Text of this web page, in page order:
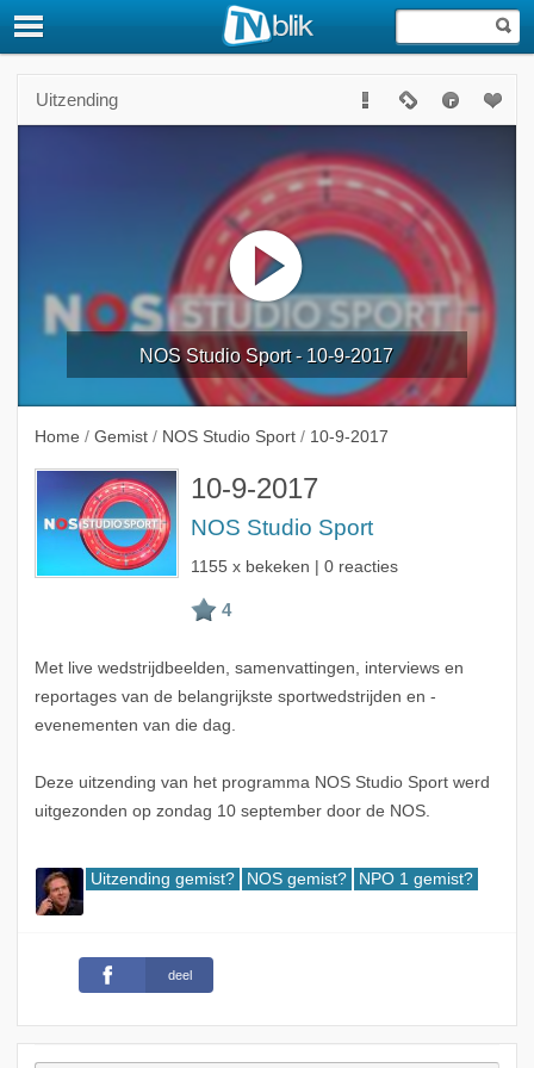
Uitzending
NOS Studio Sport - 10-9-2017
Home / Gemist / NOS Studio Sport / 10-9-2017
10-9-2017
NOS Studio Sport
1155 x bekeken | 0 reacties
Met live wedstrijdbeelden, samenvattingen, interviews en
reportages van de belangrijkste sportwedstrijden en -
evenementen van die dag.
Deze uitzending van het programma NOS Studio Sport werd
uitgezonden op zondag 10 september door de NOS.
Uitzending gemist? NOS gemist? NPO 1 gemist?
deel